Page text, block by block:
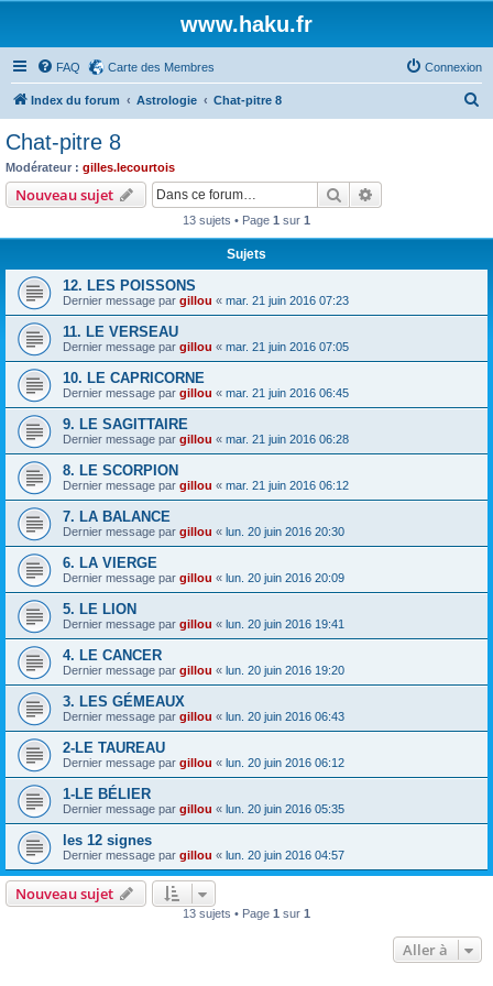
www.haku.fr
FAQ Carte des Membres Connexion
Index du forum Astrologie Chat-pitre 8
Chat-pitre 8
Modérateur : gilles.lecourtois
Nouveau sujet Rechercher
13 sujets • Page 1 sur 1
Sujets
12. LES POISSONS
Dernier message par gillou « mar. 21 juin 2016 07:23
11. LE VERSEAU
Dernier message par gillou « mar. 21 juin 2016 07:05
10. LE CAPRICORNE
Dernier message par gillou « mar. 21 juin 2016 06:45
9. LE SAGITTAIRE
Dernier message par gillou « mar. 21 juin 2016 06:28
8. LE SCORPION
Dernier message par gillou « mar. 21 juin 2016 06:12
7. LA BALANCE
Dernier message par gillou « lun. 20 juin 2016 20:30
6. LA VIERGE
Dernier message par gillou « lun. 20 juin 2016 20:09
5. LE LION
Dernier message par gillou « lun. 20 juin 2016 19:41
4. LE CANCER
Dernier message par gillou « lun. 20 juin 2016 19:20
3. LES GÉMEAUX
Dernier message par gillou « lun. 20 juin 2016 06:43
2-LE TAUREAU
Dernier message par gillou « lun. 20 juin 2016 06:12
1-LE BÉLIER
Dernier message par gillou « lun. 20 juin 2016 05:35
les 12 signes
Dernier message par gillou « lun. 20 juin 2016 04:57
Nouveau sujet
13 sujets • Page 1 sur 1
Aller à